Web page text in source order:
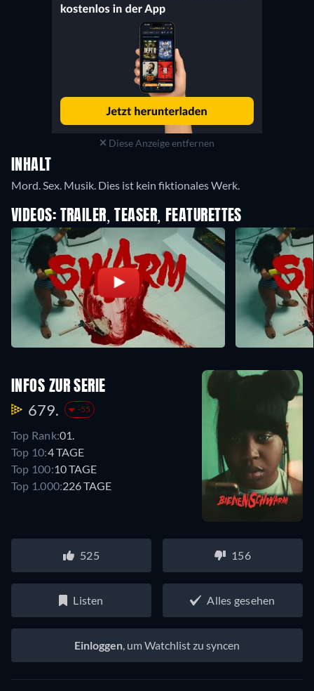
Diese Anzeige entfernen
INHALT
Mord. Sex. Musik. Dies ist kein fiktionales Werk.
VIDEOS: TRAILER, TEASER, FEATURETTES
INFOS ZUR SERIE
679. -55
Top Rank:01.
Top 10:4 TAGE
Top 100:10 TAGE
Top 1.000:226 TAGE
525 156
Listen Alles gesehen
Einloggen, um Watchlist zu syncen